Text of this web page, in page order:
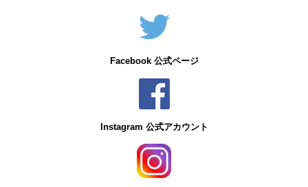
Facebook 公式ページ
Instagram 公式アカウント